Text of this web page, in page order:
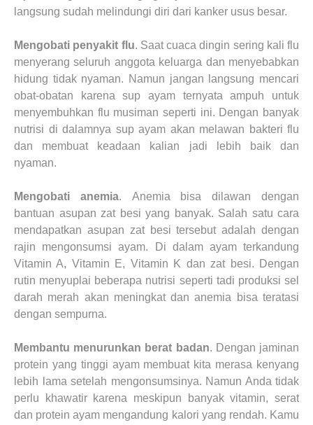
langsung sudah melindungi diri dari kanker usus besar.
Mengobati penyakit flu. Saat cuaca dingin sering kali flu
menyerang seluruh anggota keluarga dan menyebabkan
hidung tidak nyaman. Namun jangan langsung mencari
obat-obatan karena sup ayam ternyata ampuh untuk
menyembuhkan flu musiman seperti ini. Dengan banyak
nutrisi di dalamnya sup ayam akan melawan bakteri flu
dan membuat keadaan kalian jadi lebih baik dan
nyaman.
Mengobati anemia.
Anemia bisa dilawan dengan
bantuan asupan zat besi yang banyak. Salah satu cara
mendapatkan asupan zat besi tersebut adalah dengan
rajin mengonsumsi ayam. Di dalam ayam terkandung
Vitamin A, Vitamin E, Vitamin K dan zat besi. Dengan
rutin menyuplai beberapa nutrisi seperti tadi produksi sel
darah merah akan meningkat dan anemia bisa teratasi
dengan sempurna.
Membantu menurunkan berat badan. Dengan jaminan
protein yang tinggi ayam membuat kita merasa kenyang
lebih lama setelah mengonsumsinya. Namun Anda tidak
perlu khawatir karena meskipun banyak vitamin, serat
dan protein ayam mengandung kalori yang rendah. Kamu